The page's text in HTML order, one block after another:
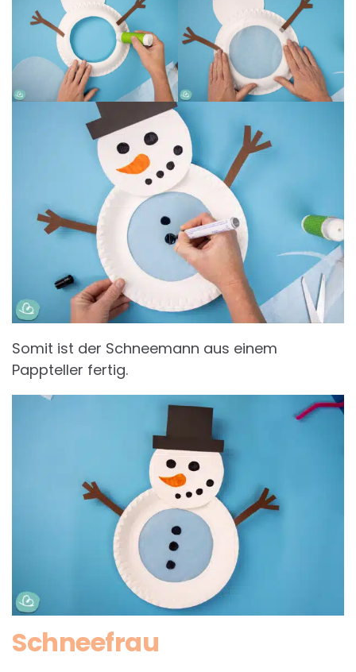
Somit ist der Schneemann aus einem
Pappteller fertig.
Schneefrau